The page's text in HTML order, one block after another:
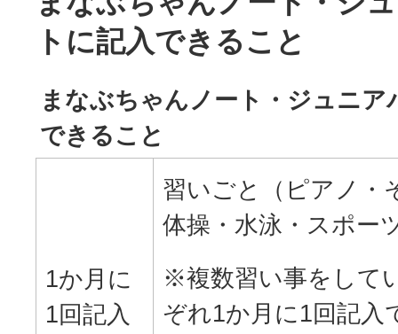
トに記入できること
まなぶちゃんノート・ジュニア
できること
1か月に
1回記入
習いごと（ピアノ・
体操・水泳・スポー
※複数習い事をして
ぞれ1か月に1回記入